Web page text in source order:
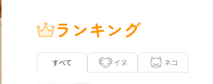
ランキング
すべて イヌ ネコ